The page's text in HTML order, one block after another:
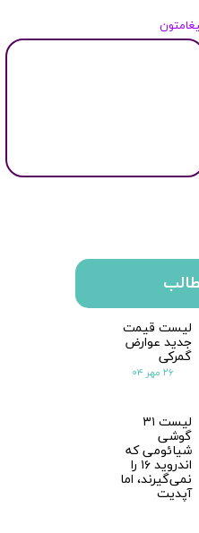
لیست قیمت
جدید عوارض
گمرکی
۲۶ مهر ۰۴
لیست ۳۱
گوشی
شیائومی که
اندروید ۱۶ را
نمی‌گیرند، اما
آپدیت